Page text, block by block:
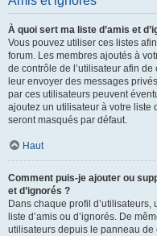
À quoi sert ma liste d’amis et
Vous pouvez utiliser ces listes
forum. Les membres ajoutés à
de contrôle de l’utilisateur afin
leur envoyer des messages
par ces utilisateurs peuvent
ajoutez un utilisateur à votre liste
seront masqués par défaut.
Haut
Comment puis-je ajouter ou
et d’ignorés ?
Dans chaque profil
liste d’amis ou d’ignorés. De
utilisateurs depuis le panneau de